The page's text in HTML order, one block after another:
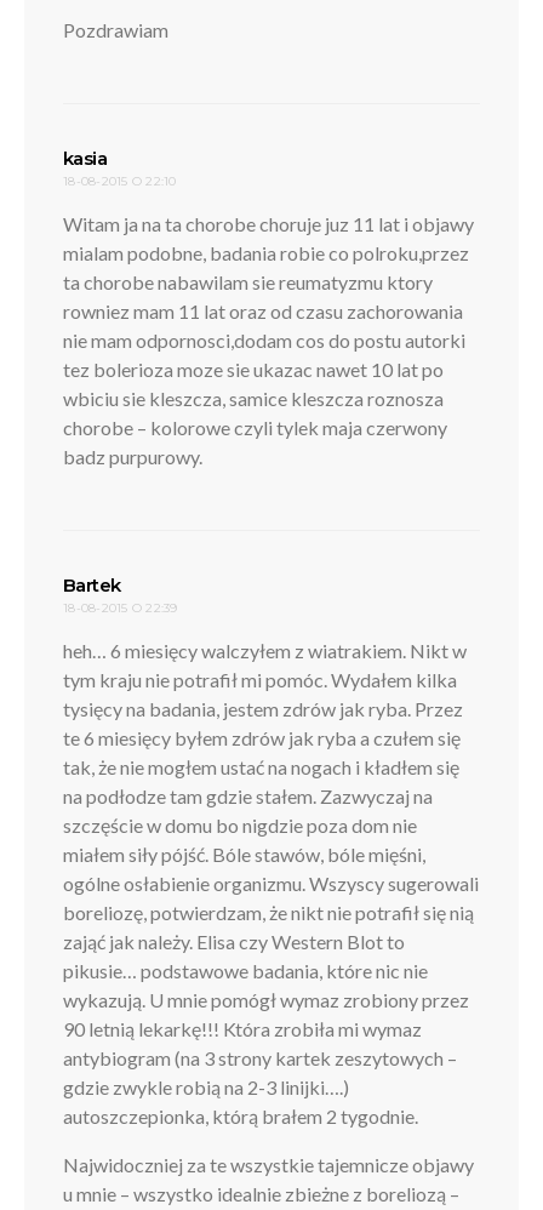
Pozdrawiam
kasia
18-08-2015 O 22:10
Witam ja na ta chorobe choruje juz 11 lat i objawy
mialam podobne, badania robie co polroku,przez
ta chorobe nabawilam sie reumatyzmu ktory
rowniez mam 11 lat oraz od czasu zachorowania
nie mam odpornosci,dodam cos do postu autorki
tez bolerioza moze sie ukazac nawet 10 lat po
wbiciu sie kleszcza, samice kleszcza roznosza
chorobe – kolorowe czyli tylek maja czerwony
badz purpurowy.
Bartekpisze:
18-08-2015 O 22:39
heh… 6 miesięcy walczyłem z wiatrakiem. Nikt w
tym kraju nie potrafił mi pomóc. Wydałem kilka
tysięcy na badania, jestem zdrów jak ryba. Przez
te 6 miesięcy byłem zdrów jak ryba a czułem się
tak, że nie mogłem ustać na nogach i kładłem się
na podłodze tam gdzie stałem. Zazwyczaj na
szczęście w domu bo nigdzie poza dom nie
miałem siły pójść. Bóle stawów, bóle mięśni,
ogólne osłabienie organizmu. Wszyscy sugerowali
boreliozę, potwierdzam, że nikt nie potrafił się nią
zająć jak należy. Elisa czy Western Blot to
pikusie… podstawowe badania, które nic nie
wykazują. U mnie pomógł wymaz zrobiony przez
90 letnią lekarkę!!! Która zrobiła mi wymaz
antybiogram (na 3 strony kartek zeszytowych –
gdzie zwykle robią na 2-3 linijki….)
autoszczepionka, którą brałem 2 tygodnie.
Najwidoczniej za te wszystkie tajemnicze objawy
u mnie – wszystko idealnie zbieżne z boreliozą –